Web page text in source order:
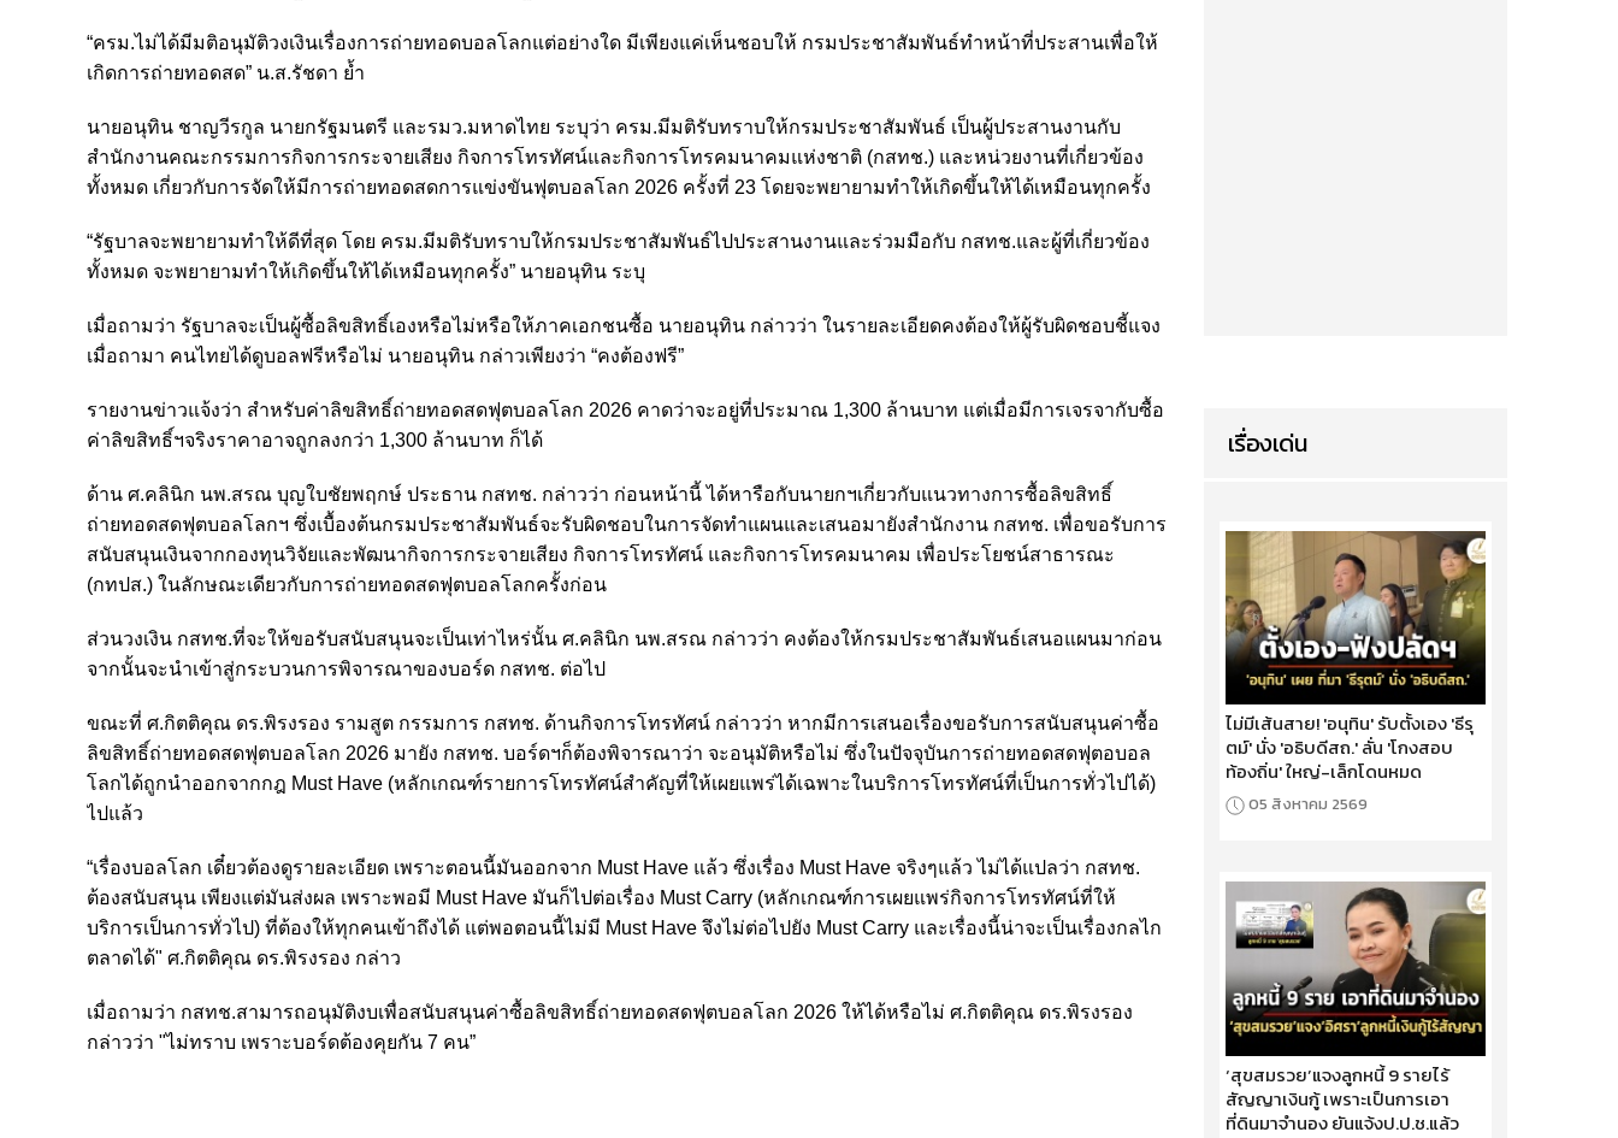
“ครม.ไม่ได้มีมติอนุมัติวงเงินเรื่องการถ่ายทอดบอลโลกแต่อย่างใด มีเพียงแค่เห็นชอบให้ กรมประชาสัมพันธ์ทำหน้าที่ประสานเพื่อให้
เกิดการถ่ายทอดสด” น.ส.รัชดา ย้ำ
นายอนุทิน ชาญวีรกูล นายกรัฐมนตรี และรมว.มหาดไทย ระบุว่า ครม.มีมติรับทราบให้กรมประชาสัมพันธ์ เป็นผู้ประสานงานกับ
สำนักงานคณะกรรมการกิจการกระจายเสียง กิจการโทรทัศน์และกิจการโทรคมนาคมแห่งชาติ (กสทช.) และหน่วยงานที่เกี่ยวข้อง
ทั้งหมด เกี่ยวกับการจัดให้มีการถ่ายทอดสดการแข่งขันฟุตบอลโลก 2026 ครั้งที่ 23 โดยจะพยายามทำให้เกิดขึ้นให้ได้เหมือนทุกครั้ง
“รัฐบาลจะพยายามทำให้ดีที่สุด โดย ครม.มีมติรับทราบให้กรมประชาสัมพันธ์ไปประสานงานและร่วมมือกับ กสทช.และผู้ที่เกี่ยวข้อง
ทั้งหมด จะพยายามทำให้เกิดขึ้นให้ได้เหมือนทุกครั้ง” นายอนุทิน ระบุ
เมื่อถามว่า รัฐบาลจะเป็นผู้ซื้อลิขสิทธิ์เองหรือไม่หรือให้ภาคเอกชนซื้อ นายอนุทิน กล่าวว่า ในรายละเอียดคงต้องให้ผู้รับผิดชอบชี้แจง
เมื่อถามา คนไทยได้ดูบอลฟรีหรือไม่ นายอนุทิน กล่าวเพียงว่า “คงต้องฟรี”
รายงานข่าวแจ้งว่า สำหรับค่าลิขสิทธิ์ถ่ายทอดสดฟุตบอลโลก 2026 คาดว่าจะอยู่ที่ประมาณ 1,300 ล้านบาท แต่เมื่อมีการเจรจากับซื้อ
ค่าลิขสิทธิ์ฯจริงราคาอาจถูกลงกว่า 1,300 ล้านบาท ก็ได้
ด้าน ศ.คลินิก นพ.สรณ บุญใบชัยพฤกษ์ ประธาน กสทช. กล่าวว่า ก่อนหน้านี้ ได้หารือกับนายกฯเกี่ยวกับแนวทางการซื้อลิขสิทธิ์
ถ่ายทอดสดฟุตบอลโลกฯ ซึ่งเบื้องต้นกรมประชาสัมพันธ์จะรับผิดชอบในการจัดทำแผนและเสนอมายังสำนักงาน กสทช. เพื่อขอรับการ
สนับสนุนเงินจากกองทุนวิจัยและพัฒนากิจการกระจายเสียง กิจการโทรทัศน์ และกิจการโทรคมนาคม เพื่อประโยชน์สาธารณะ
(กทปส.) ในลักษณะเดียวกับการถ่ายทอดสดฟุตบอลโลกครั้งก่อน
ส่วนวงเงิน กสทช.ที่จะให้ขอรับสนับสนุนจะเป็นเท่าไหร่นั้น ศ.คลินิก นพ.สรณ กล่าวว่า คงต้องให้กรมประชาสัมพันธ์เสนอแผนมาก่อน
จากนั้นจะนำเข้าสู่กระบวนการพิจารณาของบอร์ด กสทช. ต่อไป
ขณะที่ ศ.กิตติคุณ ดร.พิรงรอง รามสูต กรรมการ กสทช. ด้านกิจการโทรทัศน์ กล่าวว่า หากมีการเสนอเรื่องขอรับการสนับสนุนค่าซื้อ
ลิขสิทธิ์ถ่ายทอดสดฟุตบอลโลก 2026 มายัง กสทช. บอร์ดฯก็ต้องพิจารณาว่า จะอนุมัติหรือไม่ ซึ่งในปัจจุบันการถ่ายทอดสดฟุตอบอล
โลกได้ถูกนำออกจากกฎ Must Have (หลักเกณฑ์รายการโทรทัศน์สำคัญที่ให้เผยแพร่ได้เฉพาะในบริการโทรทัศน์ที่เป็นการทั่วไปได้)
ไปแล้ว
“เรื่องบอลโลก เดี๋ยวต้องดูรายละเอียด เพราะตอนนี้มันออกจาก Must Have แล้ว ซึ่งเรื่อง Must Have จริงๆแล้ว ไม่ได้แปลว่า กสทช.
ต้องสนับสนุน เพียงแต่มันส่งผล เพราะพอมี Must Have มันก็ไปต่อเรื่อง Must Carry (หลักเกณฑ์การเผยแพร่กิจการโทรทัศน์ที่ให้
บริการเป็นการทั่วไป) ที่ต้องให้ทุกคนเข้าถึงได้ แต่พอตอนนี้ไม่มี Must Have จึงไม่ต่อไปยัง Must Carry และเรื่องนี้น่าจะเป็นเรื่องกลไก
ตลาดได้" ศ.กิตติคุณ ดร.พิรงรอง กล่าว
เมื่อถามว่า กสทช.สามารถอนุมัติงบเพื่อสนับสนุนค่าซื้อลิขสิทธิ์ถ่ายทอดสดฟุตบอลโลก 2026 ให้ได้หรือไม่ ศ.กิตติคุณ ดร.พิรงรอง
กล่าวว่า "ไม่ทราบ เพราะบอร์ดต้องคุยกัน 7 คน”
เรื่องเด่น
ไม่มีเส้นสาย! 'อนุทิน' รับตั้งเอง 'ธีรุ
ตม์' นั่ง 'อธิบดีสถ.' ลั่น 'โกงสอบ
ท้องถิ่น' ใหญ่-เล็กโดนหมด
05 สิงหาคม 2569
‘สุขสมรวย’แจงลูกหนี้ 9 รายไร้
สัญญาเงินกู้ เพราะเป็นการเอา
ที่ดินมาจำนอง ยันแจ้งป.ป.ช.แล้ว